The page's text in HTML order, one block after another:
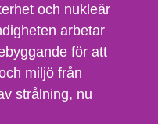
och nukleär
arbetar
för att
miljö från
strålning, nu